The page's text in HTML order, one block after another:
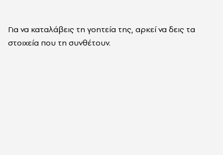
Για να καταλάβεις τη γοητεία της, αρκεί να δεις τα
στοιχεία που τη συνθέτουν.